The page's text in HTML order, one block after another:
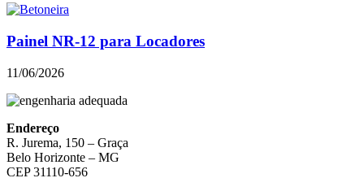
Painel NR-12 para Locadores
11/06/2026
Endereço
R. Jurema, 150 – Graça
Belo Horizonte – MG
CEP 31110-656